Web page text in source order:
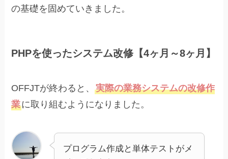
の基礎を固めていきました。
PHPを使ったシステム改修【4ヶ月～8ヶ月】
OFFJTが終わると、実際の業務システムの改修作
業に取り組むようになりました。
プログラム作成と単体テストがメ